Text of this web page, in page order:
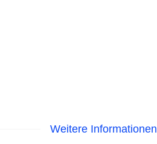
Weitere Informationen